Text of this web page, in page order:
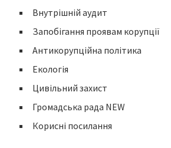
Внутрішній аудит
Запобігання проявам корупції
Антикорупційна політика
Екологія
Цивільний захист
Громадська рада NEW
Корисні посилання